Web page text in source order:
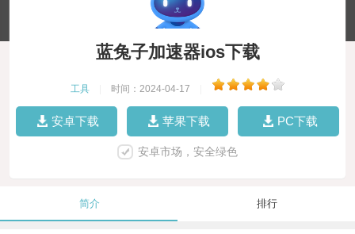
蓝兔子加速器ios下载
工具 时间：2024-04-17
安卓下载 苹果下载 PC下载
安卓市场，安全绿色
简介 排行